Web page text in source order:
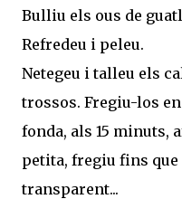
Bulliu els ous de
Refredeu i peleu.
Netegeu i talleu els
trossos. Fregiu-los
fonda, als 15 minuts,
petita, fregiu fins que
transparent...